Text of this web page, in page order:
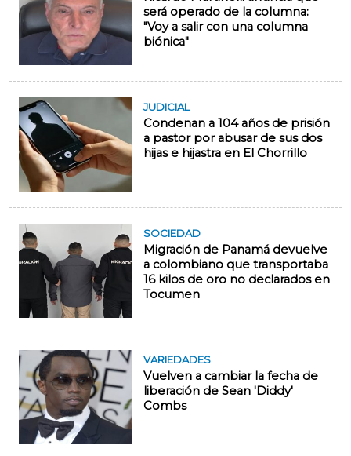
será operado de la columna:
"Voy a salir con una columna
biónica"
JUDICIAL
Condenan a 104 años de prisión
a pastor por abusar de sus dos
hijas e hijastra en El Chorrillo
SOCIEDAD
Migración de Panamá devuelve
a colombiano que transportaba
16 kilos de oro no declarados en
Tocumen
VARIEDADES
Vuelven a cambiar la fecha de
liberación de Sean 'Diddy'
Combs